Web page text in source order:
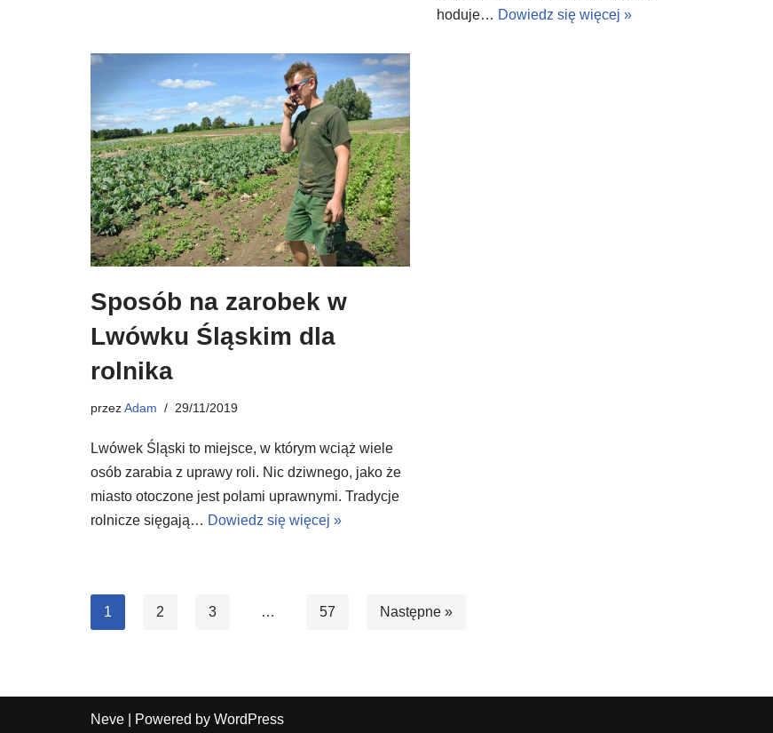
hoduje… Dowiedz się więcej »
Sposób na zarobek w
Lwówku Śląskim dla
rolnika
przezAdam 29/11/2019
Lwówek Śląski to miejsce, w którym wciąż wiele
osób zarabia z uprawy roli. Nic dziwnego, jako że
miasto otoczone jest polami uprawnymi. Tradycje
rolnicze sięgają… Dowiedz się więcej »
1 2 3 … 57 Następne »
Neve | Powered by WordPress